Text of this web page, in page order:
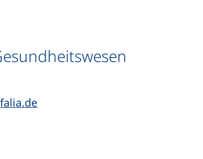
einen Telefonanruf, wenn Ihr Gerät
(öffnet Ihr E-Mail-Programm)